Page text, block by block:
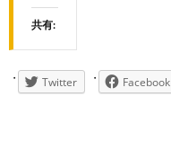
共有:
Twitter Facebook